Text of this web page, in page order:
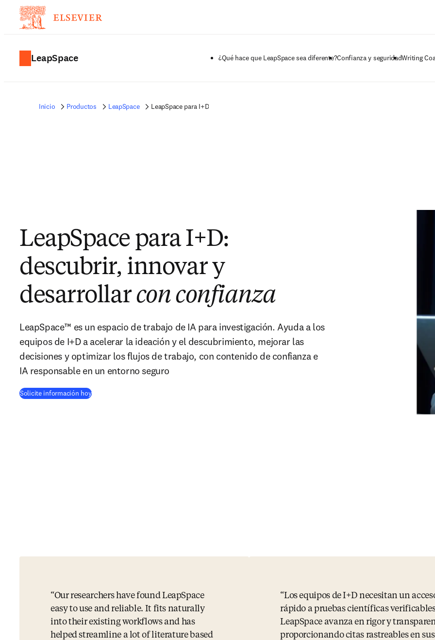
LeapSpace ¿Qué hace que LeapSpace sea diferente?Confianza y seguridadWriting
Inicio Productos LeapSpace LeapSpace para I+D
LeapSpace para I+D:
descubrir, innovar y
desarrollar con confianza
LeapSpace™ es un espacio de trabajo de IA para investigación. Ayuda a los
equipos de I+D a acelerar la ideación y el descubrimiento, mejorar las
decisiones y optimizar los flujos de trabajo, con contenido de confianza e
IA responsable en un entorno seguro
Solicite información hoy
Our researchers have found LeapSpace
easy to use and reliable. It fits naturally
into their existing workflows and has
helped streamline a lot of literature based
Los equipos de I+D necesitan un
rápido a pruebas científicas
LeapSpace avanza en rigor y
proporcionando citas rastreables en sus